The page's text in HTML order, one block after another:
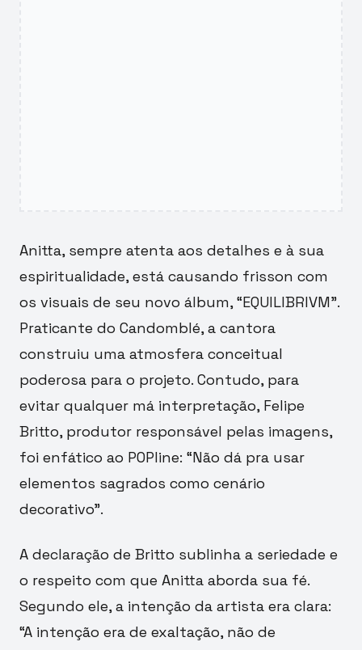
Anitta, sempre atenta aos detalhes e à sua
espiritualidade, está causando frisson com
os visuais de seu novo álbum, “EQUILIBRIVM”.
Praticante do Candomblé, a cantora
construiu uma atmosfera conceitual
poderosa para o projeto. Contudo, para
evitar qualquer má interpretação, Felipe
Britto, produtor responsável pelas imagens,
foi enfático ao POPline: “Não dá pra usar
elementos sagrados como cenário
decorativo”.
A declaração de Britto sublinha a seriedade e
o respeito com que Anitta aborda sua fé.
Segundo ele, a intenção da artista era clara:
“A intenção era de exaltação, não de